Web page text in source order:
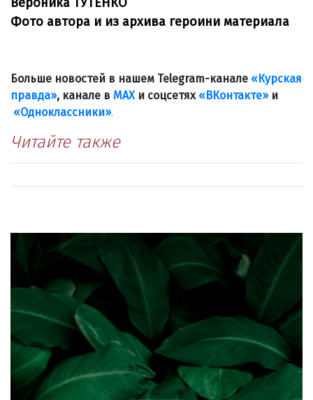
Фото автора и из архива героини материала
Больше новостей в нашем Telegram-канале «Курская
правда», канале в МАХи соцсетях «ВКонтакте»и
«Одноклассники».
Читайте также